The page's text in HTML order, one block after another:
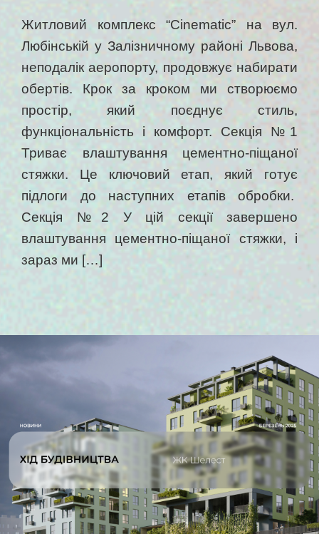
Житловий комплекс “Cinematic” на вул.
Любінській у Залізничному районі Львова,
неподалік аеропорту, продовжує набирати
обертів. Крок за кроком ми створюємо
простір, який поєднує стиль,
функціональність і комфорт. Секція №1
Триває влаштування цементно-піщаної
стяжки. Це ключовий етап, який готує
підлоги до наступних етапів обробки.
Секція №2 У цій секції завершено
влаштування цементно-піщаної стяжки, і
зараз ми […]